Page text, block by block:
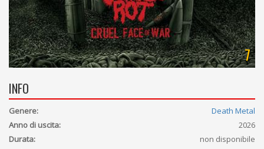
7
INFO
Genere:
Death Metal
Anno di uscita:
2026
Durata:
non disponibile